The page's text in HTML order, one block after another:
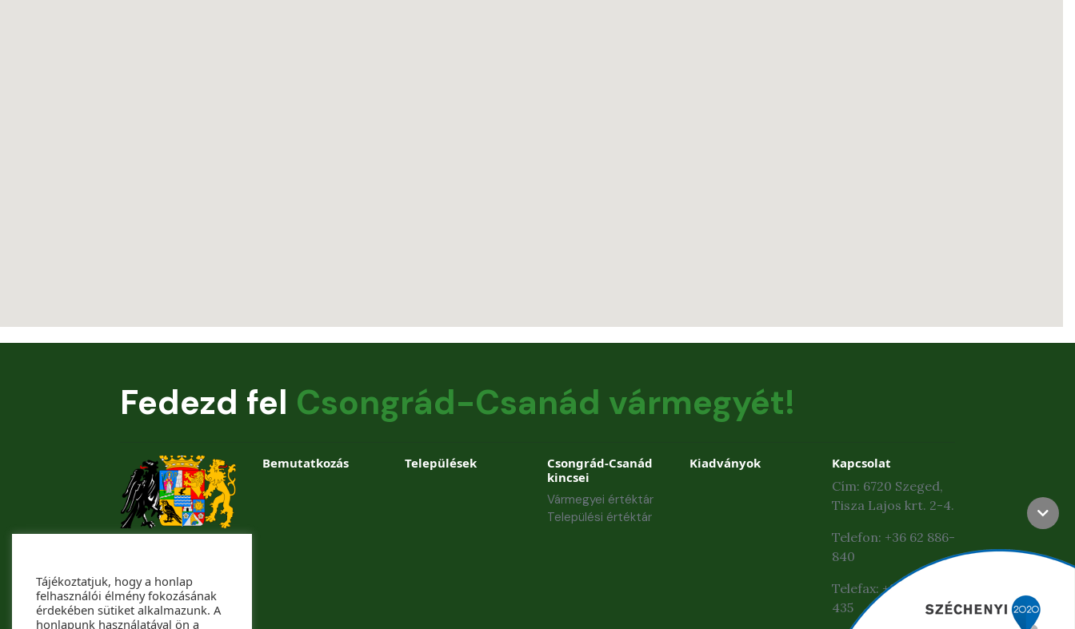
Fedezd fel Csongrád-Csanád vármegyét!
Bemutatkozás Települések
Csongrád-Csanád
kincsei
Vármegyei értéktár
Települési értéktár
Kiadványok
Kapcsolat
Cím: 6720 Szeged,
Tisza Lajos krt. 2-4.
Telefon: +36 62 886-
840
Telefax: +36 62 425-
435
Tájékoztatjuk, hogy a honlap
felhasználói élmény fokozásának
érdekében sütiket alkalmazunk. A
honlapunk használatával ön a